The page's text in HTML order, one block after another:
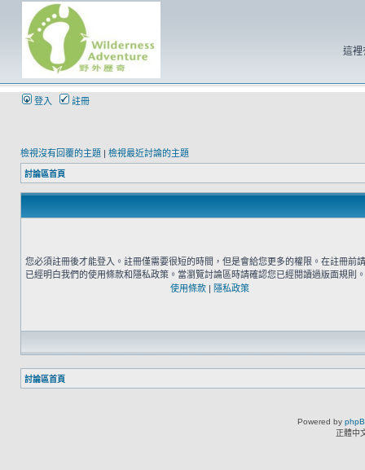
這裡
登入 註冊
檢視沒有回覆的主題 | 檢視最近討論的主題
討論區首頁
您必須註冊後才能登入。註冊僅需要很短的時間，但是會給您更多的權限。在註冊前
已經明白我們的使用條款和隱私政策。當瀏覽討論區時請確認您已經閱讀過版面規則。
使用條款 | 隱私政策
討論區首頁
Powered by
正體中